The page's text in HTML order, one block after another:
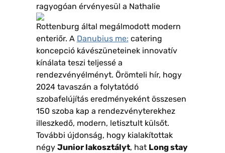
ragyogóan érvényesül a Nathalie
Rottenburg által megálmodott modern
enteriőr. A Danubius me: catering
koncepció kávészüneteinek innovatív
kínálata teszi teljessé a
rendezvényélményt. Örömteli hír, hogy
2024 tavaszán a folytatódó
szobafelújítás eredményeként összesen
150 szoba kap a rendezvényterekhez
illeszkedő, modern, letisztult külsőt.
További újdonság, hogy kialakítottak
négy Junior lakosztályt, hat Long stay